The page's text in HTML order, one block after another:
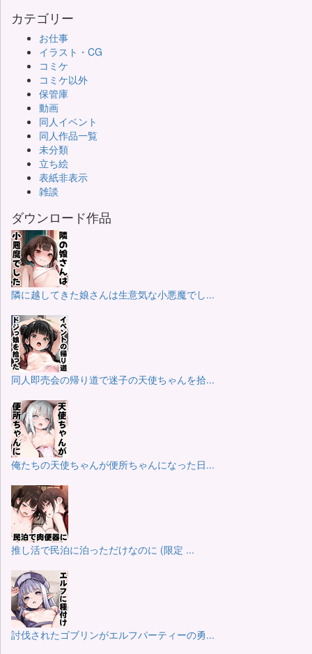
カテゴリー
お仕事
イラスト・CG
コミケ
コミケ以外
保管庫
動画
同人イベント
同人作品一覧
未分類
立ち絵
表紙非表示
雑談
ダウンロード作品
隣に越してきた娘さんは生意気な小悪魔でし...
同人即売会の帰り道で迷子の天使ちゃんを拾...
俺たちの天使ちゃんが便所ちゃんになった日...
推し活で民泊に泊っただけなのに (限定 ...
討伐されたゴブリンがエルフパーティーの勇...